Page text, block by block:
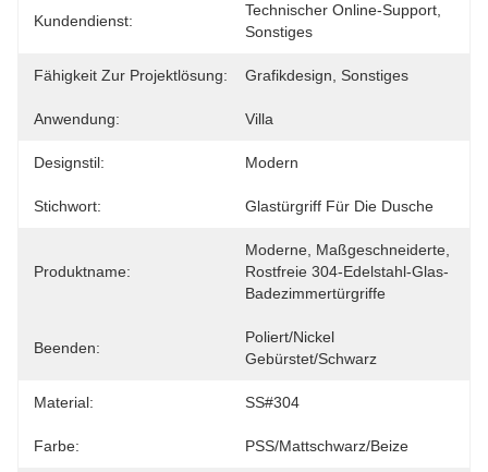
Kundendienst:
Technischer Online-Support,
Sonstiges
Fähigkeit Zur Projektlösung: Grafikdesign, Sonstiges
Anwendung: Villa
Designstil: Modern
Stichwort: Glastürgriff Für Die Dusche
Produktname:
Moderne, Maßgeschneiderte,
Rostfreie 304-Edelstahl-Glas-
Badezimmertürgriffe
Beenden:
Poliert/Nickel
Gebürstet/Schwarz
Material: SS#304
Farbe: PSS/mattschwarz/beize